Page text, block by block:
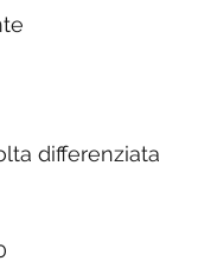
differenziata